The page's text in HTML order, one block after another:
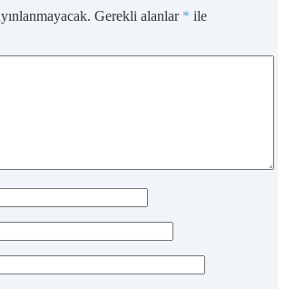
Gerekli alanlar * ile